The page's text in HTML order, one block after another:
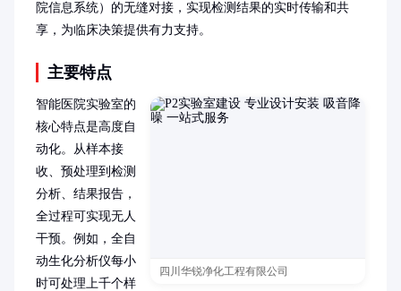
院信息系统）的无缝对接，实现检测结果的实时传输和共
享，为临床决策提供有力支持。
主要特点
四川华锐净化工程有限公司
智能医院实验室的
核心特点是高度自
动化。从样本接
收、预处理到检测
分析、结果报告，
全过程可实现无人
干预。例如，全自
动生化分析仪每小
时可处理上千个样